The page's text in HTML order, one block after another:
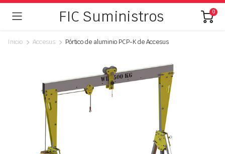
FIC Suministros 0
Inicio Accesus Pórtico de aluminio PCP-K de Accesus